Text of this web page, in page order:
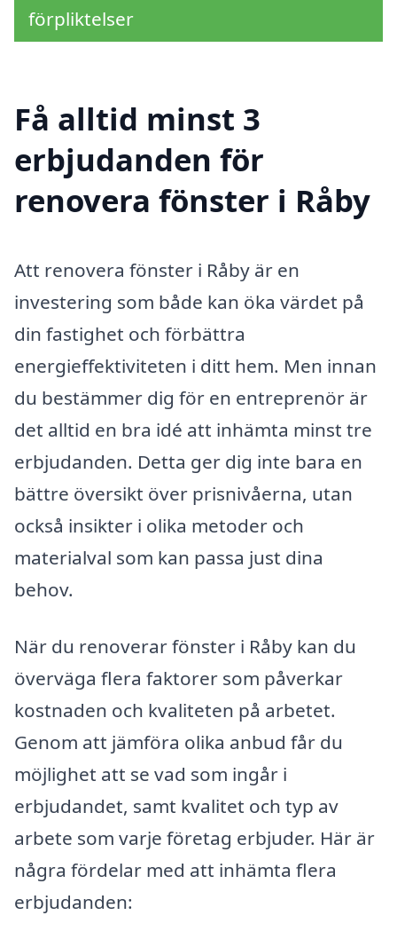
förpliktelser
Få alltid minst 3
erbjudanden för
renovera fönster i Råby
Att renovera fönster i Råby är en
investering som både kan öka värdet på
din fastighet och förbättra
energieffektiviteten i ditt hem. Men innan
du bestämmer dig för en entreprenör är
det alltid en bra idé att inhämta minst tre
erbjudanden. Detta ger dig inte bara en
bättre översikt över prisnivåerna, utan
också insikter i olika metoder och
materialval som kan passa just dina
behov.
När du renoverar fönster i Råby kan du
överväga flera faktorer som påverkar
kostnaden och kvaliteten på arbetet.
Genom att jämföra olika anbud får du
möjlighet att se vad som ingår i
erbjudandet, samt kvalitet och typ av
arbete som varje företag erbjuder. Här är
några fördelar med att inhämta flera
erbjudanden: